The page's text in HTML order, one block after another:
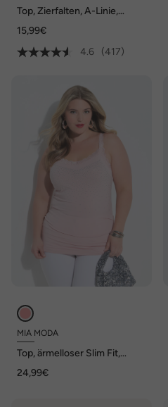
Top, Zierfalten, A-Linie,
15,99€
4.6
(417)
MIA MODA
Top, ärmelloser Slim Fit,
24,99€